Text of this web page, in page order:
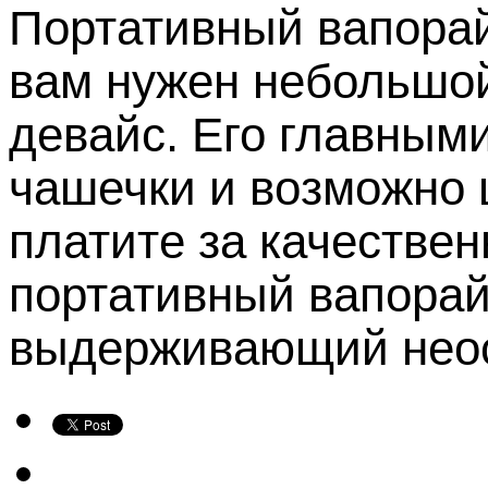
Портативный
вам нужен
девайс. Его
чашечки и возможно
платите за
портативный
выдерживающий